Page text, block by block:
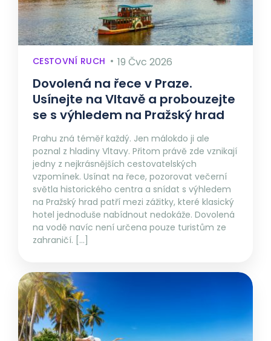
CESTOVNÍ RUCH 19 Čvc 2026
Dovolená na řece v Praze.
Usínejte na Vltavě a probouzejte
se s výhledem na Pražský hrad
Prahu zná téměř každý. Jen málokdo ji ale
poznal z hladiny Vltavy. Přitom právě zde vznikají
jedny z nejkrásnějších cestovatelských
vzpomínek. Usínat na řece, pozorovat večerní
světla historického centra a snídat s výhledem
na Pražský hrad patří mezi zážitky, které klasický
hotel jednoduše nabídnout nedokáže. Dovolená
na vodě navíc není určena pouze turistům ze
zahraničí. […]